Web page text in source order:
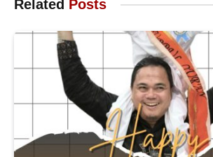
Related Posts